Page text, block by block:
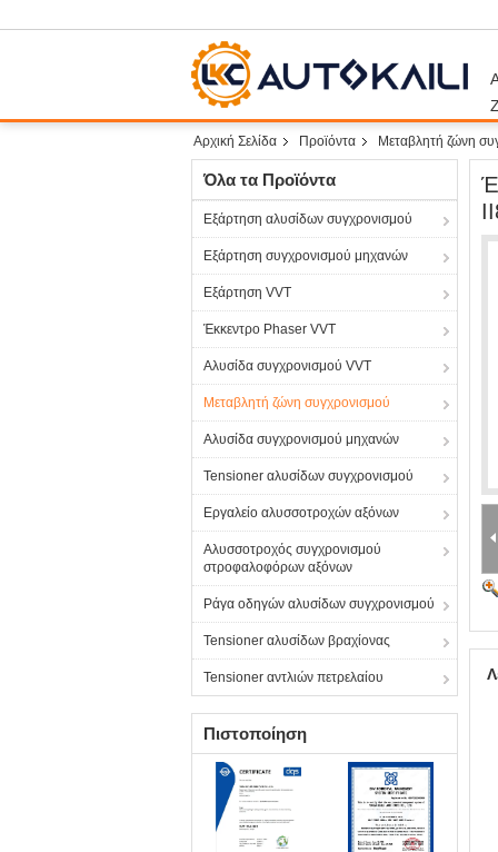
Αρχική Σελίδα Προϊόντα Μεταβλητή ζώνη
Όλα τα Προϊόντα
Εξάρτηση αλυσίδων συγχρονισμού
Εξάρτηση συγχρονισμού μηχανών
Εξάρτηση VVT
Έκκεντρο Phaser VVT
Αλυσίδα συγχρονισμού VVT
Μεταβλητή ζώνη συγχρονισμού
Αλυσίδα συγχρονισμού μηχανών
Tensioner αλυσίδων συγχρονισμού
Εργαλείο αλυσσοτροχών αξόνων
Αλυσσοτροχός συγχρονισμού
στροφαλοφόρων αξόνων
Ράγα οδηγών αλυσίδων συγχρονισμού
Tensioner αλυσίδων βραχίονας
Tensioner αντλιών πετρελαίου
Πιστοποίηση